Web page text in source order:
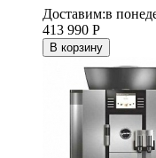
Доставим:в
413 990 Р
В корзину